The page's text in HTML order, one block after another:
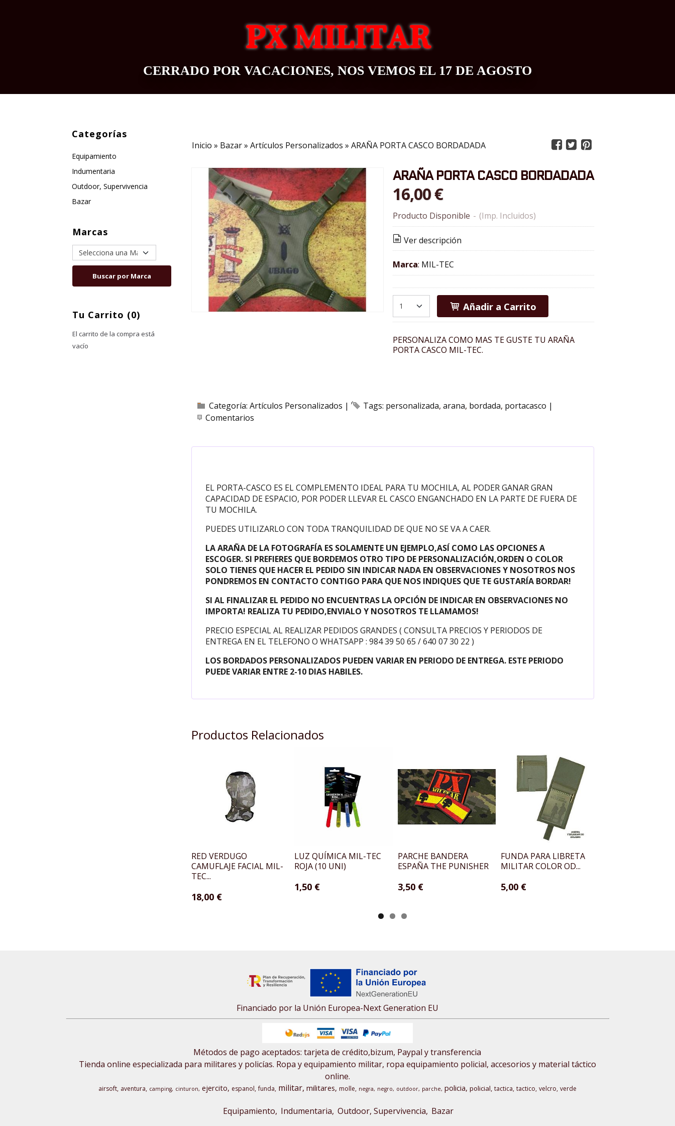
PX MILITAR
CERRADO POR VACACIONES, NOS VEMOS EL 17 DE AGOSTO
Categorías
Equipamiento
Indumentaria
Outdoor, Supervivencia
Bazar
Marcas
Tu Carrito (0)
El carrito de la compra está
vacío
Inicio » Bazar» Artículos Personalizados » ARAÑA PORTA CASCO BORDADADA
ARAÑA PORTA CASCO BORDADADA
16,00 €
Producto Disponible - (Imp. Incluidos)
Ver descripción
Marca: MIL-TEC
Añadir a Carrito
PERSONALIZA COMO MAS TE GUSTE TU ARAÑA
PORTA CASCO MIL-TEC.
Categoría: Artículos Personalizados | Tags: personalizada arana bordada portacasco |
Comentarios
EL PORTA-CASCO ES EL COMPLEMENTO IDEAL PARA TU MOCHILA, AL PODER GANAR GRAN
CAPACIDAD DE ESPACIO, POR PODER LLEVAR EL CASCO ENGANCHADO EN LA PARTE DE FUERA DE
TU MOCHILA.
PUEDES UTILIZARLO CON TODA TRANQUILIDAD DE QUE NO SE VA A CAER.
LA ARAÑA DE LA FOTOGRAFÍA ES SOLAMENTE UN EJEMPLO,ASÍ COMO LAS OPCIONES A
ESCOGER. SI PREFIERES QUE BORDEMOS OTRO TIPO DE PERSONALIZACIÓN,ORDEN O COLOR
SOLO TIENES QUE HACER EL PEDIDO SIN INDICAR NADA EN OBSERVACIONES Y NOSOTROS NOS
PONDREMOS EN CONTACTO CONTIGO PARA QUE NOS INDIQUES QUE TE GUSTARÍA BORDAR!
SI AL FINALIZAR EL PEDIDO NO ENCUENTRAS LA OPCIÓN DE INDICAR EN OBSERVACIONES NO
IMPORTA! REALIZA TU PEDIDO,ENVIALO Y NOSOTROS TE LLAMAMOS!
PRECIO ESPECIAL AL REALIZAR PEDIDOS GRANDES ( CONSULTA PRECIOS Y PERIODOS DE
ENTREGA EN EL TELEFONO O WHATSAPP : 984 39 50 65 / 640 07 30 22 )
LOS BORDADOS PERSONALIZADOS PUEDEN VARIAR EN PERIODO DE ENTREGA. ESTE PERIODO
PUEDE VARIAR ENTRE 2-10 DIAS HABILES.
Productos Relacionados
RED VERDUGO
CAMUFLAJE FACIAL MIL-
TEC...
18,00 €
LUZ QUÍMICA MIL-TEC
ROJA (10 UNI)
1,50 €
PARCHE BANDERA
ESPAÑA THE PUNISHER
3,50 €
FUNDA PARA LIBRETA
MILITAR COLOR OD...
5,00 €
Financiado por la Unión Europea-Next Generation EU
Métodos de pago aceptados: tarjeta de crédito,bizum, Paypal y transferencia
Tienda online especializada para militares y policías. Ropa y equipamiento militar, ropa equipamiento policial, accesorios y material táctico
online.
airsoft aventura camping cinturon ejercito espanol funda militar militares molle negra negro outdoor parche policia policial tactica tactico velcro verde
Equipamiento Indumentaria Outdoor, Supervivencia Bazar